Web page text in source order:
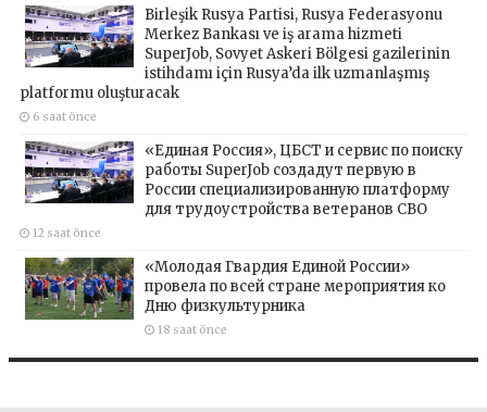
Birleşik Rusya Partisi, Rusya Federasyonu
Merkez Bankası ve iş arama hizmeti
SuperJob, Sovyet Askeri Bölgesi gazilerinin
istihdamı için Rusya’da ilk uzmanlaşmış
platformu oluşturacak
6 saat önce
«Единая Россия», ЦБСТ и сервис по поиску
работы SuperJob создадут первую в
России специализированную платформу
для трудоустройства ветеранов СВО
12 saat önce
«Молодая Гвардия Единой России»
провела по всей стране мероприятия ко
Дню физкультурника
18 saat önce